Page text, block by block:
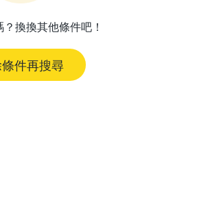
換換其他條件吧！
件再搜尋